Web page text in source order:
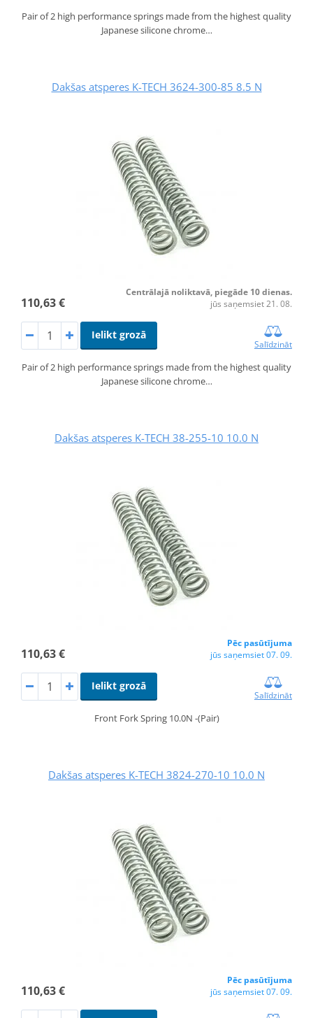
Pair of 2 high performance springs made from the highest quality
Japanese silicone chrome…
Dakšas atsperes K-TECH 3624-300-85 8.5 N
110,63 €
Centrālajā noliktavā, piegāde 10 dienas.
jūs saņemsiet 21. 08.
Ielikt grozā
Salīdzināt
Pair of 2 high performance springs made from the highest quality
Japanese silicone chrome…
Dakšas atsperes K-TECH 38-255-10 10.0 N
110,63 €
Pēc pasūtījuma
jūs saņemsiet 07. 09.
Ielikt grozā
Salīdzināt
Front Fork Spring 10.0N -(Pair)
Dakšas atsperes K-TECH 3824-270-10 10.0 N
110,63 €
Pēc pasūtījuma
jūs saņemsiet 07. 09.